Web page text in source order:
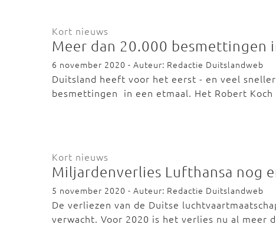
Kort nieuws
Meer dan 20.000 besmettingen
6 november 2020 - Auteur: Redactie Duitslandweb
Duitsland heeft voor het eerst - en veel
besmettingen in een etmaal. Het Robert
Kort nieuws
Miljardenverlies Lufthansa nog
5 november 2020 - Auteur: Redactie Duitslandweb
De verliezen van de Duitse
verwacht. Voor 2020 is het verlies nu al meer